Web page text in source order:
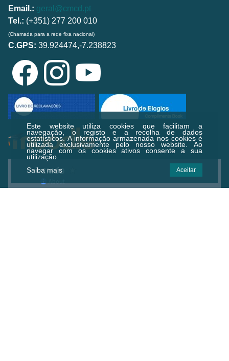
Este website utiliza cookies que facilitam a
navegação, o registo e a recolha de dados
estatísticos.A informação armazenada nos cookies é
utilizada exclusivamente pelo nosso website. Ao
navegar com os cookies ativos consente a sua
utilização.
Saiba mais
Aceitar
Email.: geral@cmcd.pt
Tel.: (+351) 277 200 010
(Chamada para a rede fixa nacional)
C.GPS: 39.924474,-7.238823